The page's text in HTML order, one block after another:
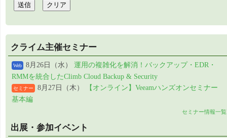
クライム主催セミナー
Web 8月26日（水） 運用の複雑化を解消！バックアップ・EDR・
RMMを統合したClimb Cloud Backup & Security
セミナー 8月27日（木）
【オンライン】Veeamハンズオンセミナー
基本編
セミナー情報一覧
出展・参加イベント